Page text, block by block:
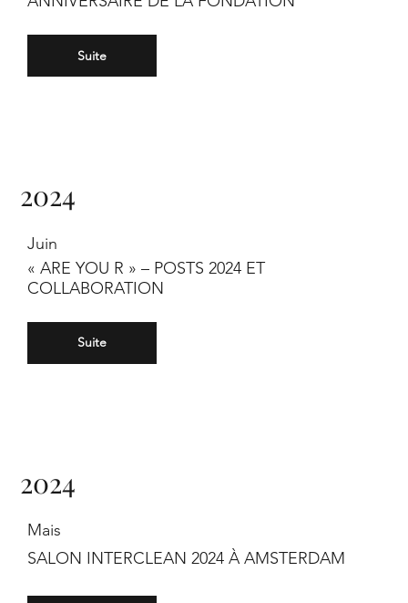
Suite
2024
Juin
« ARE YOU R » – POSTS 2024 ET
COLLABORATION
Suite
2024
Mais
SALON INTERCLEAN 2024 À AMSTERDAM